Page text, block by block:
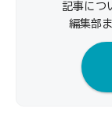
記事につ
編集部